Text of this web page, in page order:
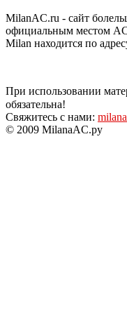
MilanAC.ru - сайт
официальным местом
Milan находится по
При использовании
обязательна!
Свяжитесь с нами:
© 2009 MilanaAC.ру